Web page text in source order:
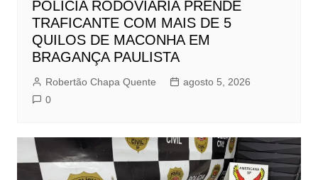
POLÍCIA RODOVIÁRIA PRENDE
TRAFICANTE COM MAIS DE 5
QUILOS DE MACONHA EM
BRAGANÇA PAULISTA
Robertão Chapa Quente
agosto 5, 2026
0